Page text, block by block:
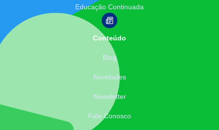
Educação Continuada
Conteúdo
Blog
Novidades
Newsletter
Fale Conosco